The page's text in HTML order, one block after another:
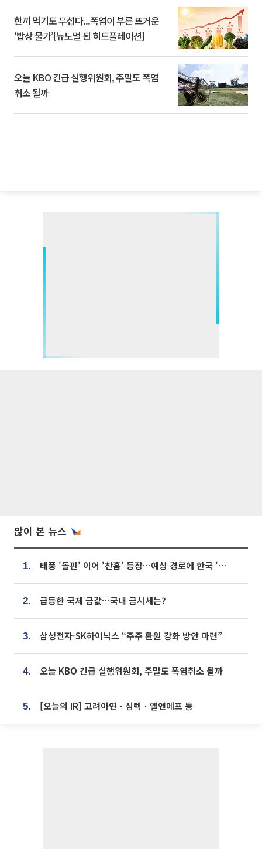
한끼 먹기도 무섭다...폭염이 부른 뜨거운
‘밥상 물가’[뉴노멀 된 히트플레이션]
오늘 KBO 긴급 실행위원회, 주말도 폭염
취소 될까
많이 본 뉴스
1. 태풍 '돌핀' 이어 '찬홈' 등장…예상 경로에 한국 '한숨'
2. 급등한 국제 금값…국내 금시세는?
3. 삼성전자·SK하이닉스 “주주 환원 강화 방안 마련”
4. 오늘 KBO 긴급 실행위원회, 주말도 폭염취소 될까
5. [오늘의 IR] 고려아연ㆍ심텍ㆍ엘앤에프 등